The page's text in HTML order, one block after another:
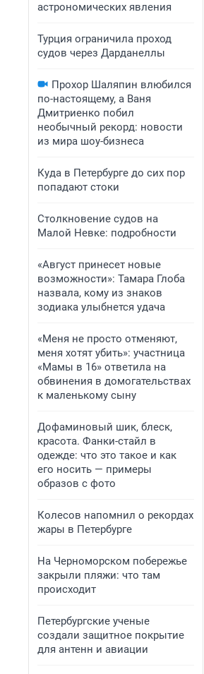
астрономических явления
Турция ограничила проход
судов через Дарданеллы
Прохор Шаляпин влюбился
по-настоящему, а Ваня
Дмитриенко побил
необычный рекорд: новости
из мира шоу-бизнеса
Куда в Петербурге до сих пор
попадают стоки
Столкновение судов на
Малой Невке: подробности
«Август принесет новые
возможности»: Тамара Глоба
назвала, кому из знаков
зодиака улыбнется удача
«Меня не просто отменяют,
меня хотят убить»: участница
«Мамы в 16» ответила на
обвинения в домогательствах
к маленькому сыну
Дофаминовый шик, блеск,
красота. Фанки-стайл в
одежде: что это такое и как
его носить — примеры
образов с фото
Колесов напомнил о рекордах
жары в Петербурге
На Черноморском побережье
закрыли пляжи: что там
происходит
Петербургские ученые
создали защитное покрытие
для антенн и авиации